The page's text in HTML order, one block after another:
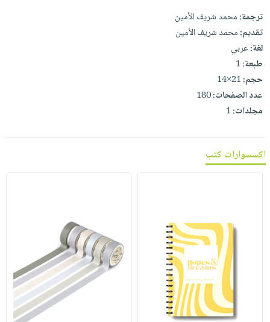
معنا
ترجمة:محمد شريف الأمين
تقديم:محمد شريف الأمين
لغة:عربي
طبعة:1
حجم:21×14
عدد الصفحات:180
مجلدات:1
اكسسوارات كتب